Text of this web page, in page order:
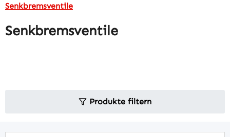
Senkbremsventile
Senkbremsventile
Produkte filtern